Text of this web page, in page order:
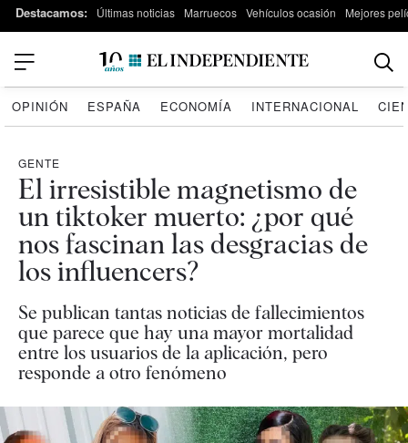
Destacamos: Últimas noticias Marruecos Vehículos ocasión Mejores
OPINIÓN ESPAÑA ECONOMÍA INTERNACIONAL
GENTE
El irresistible magnetismo de
un tiktoker muerto: ¿por qué
nos fascinan las desgracias de
los influencers?
Se publican tantas noticias de fallecimientos
que parece que hay una mayor mortalidad
entre los usuarios de la aplicación, pero
responde a otro fenómeno